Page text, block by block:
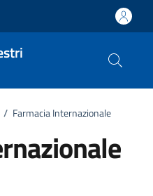
/ Farmacia Internazionale